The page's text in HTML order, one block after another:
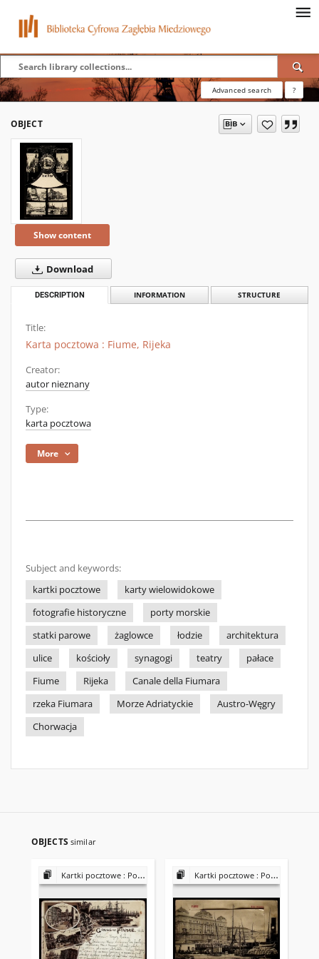
Advanced search ?
OBJECT
Show content
Download
DESCRIPTION INFORMATION STRUCTURE
Title:
Karta pocztowa : Fiume, Rijeka
Creator:
autor nieznany
Type:
karta pocztowa
More
Subject and keywords:
kartki pocztowe
karty wielowidokowe
fotografie historyczne
porty morskie
statki parowe
żaglowce łodzie
architektura
ulice
kościoły synagogi teatry
pałace
Fiume
Rijeka
Canale della Fiumara
rzeka Fiumara
Morze Adriatyckie
Austro-Węgry
Chorwacja
OBJECTS similar
Kartki pocztowe : Porty Kartki pocztowe : Porty